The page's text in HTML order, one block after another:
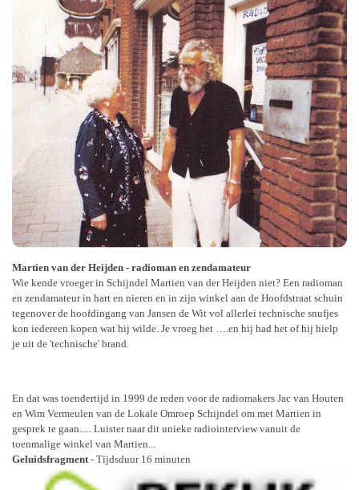
Martien van der Heijden - radioman en zendamateur
Wie kende vroeger in Schijndel Martien van der Heijden niet? Een radioman
en zendamateur in hart en nieren en in zijn winkel aan de Hoofdstraat schuin
tegenover de hoofdingang van Jansen de Wit vol allerlei technische snufjes
kon iedereen kopen wat hij wilde. Je vroeg het ….en hij had het of hij hielp
je uit de 'technische' brand.
En dat was toendertijd in 1999 de reden voor de radiomakers Jac van Houten
en Wim Vermeulen van de Lokale Omroep Schijndel om met Martien in
gesprek te gaan..... Luister naar dit unieke radiointerview vanuit de
toenmalige winkel van Martien...
Geluidsfragment - Tijdsduur 16 minuten